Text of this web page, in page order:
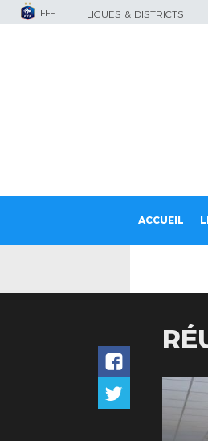
FFF LIGUES & DISTRICTS
ACCUEIL